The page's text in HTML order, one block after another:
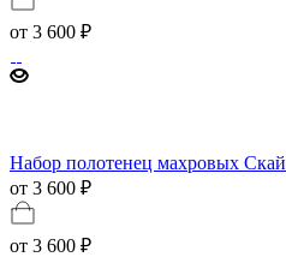
от 3 600 ₽
Набор полотенец махровых Скай
от 3 600 ₽
от 3 600 ₽